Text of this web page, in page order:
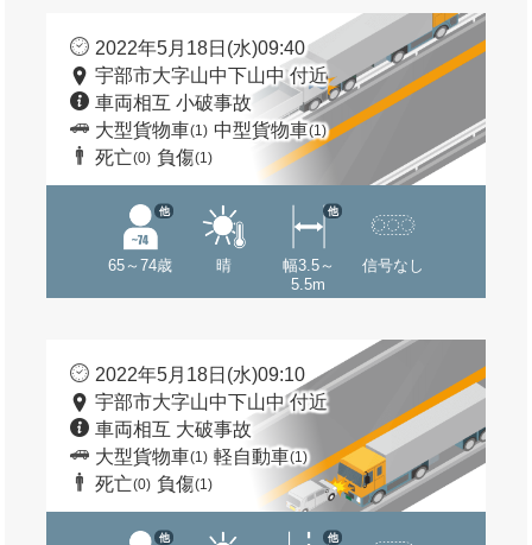
2022年5月18日(水)09:40
宇部市大字山中下山中 付近
車両相互 小破事故
大型貨物車(1) 中型貨物車(1)
死亡(0) 負傷(1)
65～74歳
他
晴
幅3.5～
5.5m
他
信号なし
2022年5月18日(水)09:10
宇部市大字山中下山中 付近
車両相互 大破事故
大型貨物車(1) 軽自動車(1)
死亡(0) 負傷(1)
他 他